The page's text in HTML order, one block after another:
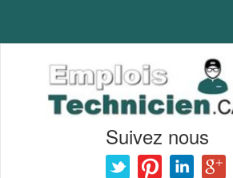
Suivez nous